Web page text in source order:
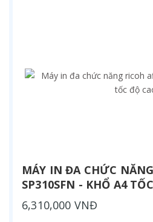
MÁY IN ĐA CHỨC
SP310SFN - KHỔ A4
6,310,000 VNĐ